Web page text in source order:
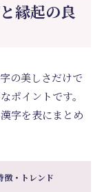
縁起の良
の美しさだけで
ポイントです。
字を表にまとめ
徴・トレンド